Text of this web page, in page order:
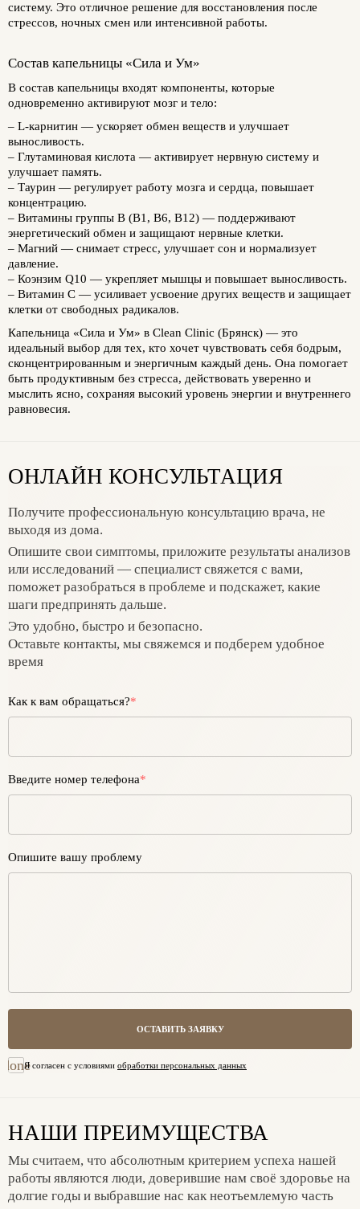
систему. Это отличное решение для восстановления после
стрессов, ночных смен или интенсивной работы.
Состав капельницы «Сила и Ум»
В состав капельницы входят компоненты, которые
одновременно активируют мозг и тело:
– L-карнитин — ускоряет обмен веществ и улучшает
выносливость.
– Глутаминовая кислота — активирует нервную систему и
улучшает память.
– Таурин — регулирует работу мозга и сердца, повышает
концентрацию.
– Витамины группы B (B1, B6, B12) — поддерживают
энергетический обмен и защищают нервные клетки.
– Магний — снимает стресс, улучшает сон и нормализует
давление.
– Коэнзим Q10 — укрепляет мышцы и повышает выносливость.
– Витамин C — усиливает усвоение других веществ и защищает
клетки от свободных радикалов.
Капельница «Сила и Ум» в Clean Clinic (Брянск) — это
идеальный выбор для тех, кто хочет чувствовать себя бодрым,
сконцентрированным и энергичным каждый день. Она помогает
быть продуктивным без стресса, действовать уверенно и
мыслить ясно, сохраняя высокий уровень энергии и внутреннего
равновесия.
ОНЛАЙН КОНСУЛЬТАЦИЯ
Получите профессиональную консультацию врача, не
выходя из дома.
Опишите свои симптомы, приложите результаты анализов
или исследований — специалист свяжется с вами,
поможет разобраться в проблеме и подскажет, какие
шаги предпринять дальше.
Это удобно, быстро и безопасно.
Оставьте контакты, мы свяжемся и подберем удобное
время
Как к вам обращаться?*
Введите номер телефона*
Опишите вашу проблему
ОСТАВИТЬ ЗАЯВКУ
doneЯ согласен с условиями обработки персональных данных
НАШИ ПРЕИМУЩЕСТВА
Мы считаем, что абсолютным критерием успеха нашей
работы являются люди, доверившие нам своё здоровье на
долгие годы и выбравшие нас как неотъемлемую часть